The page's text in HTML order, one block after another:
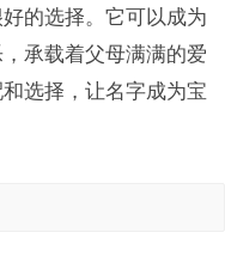
的选择。它可以成为
承载着父母满满的爱
选择，让名字成为宝